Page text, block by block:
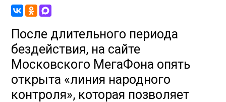
После длительного периода
бездействия, на сайте
Московского МегаФона опять
открыта «линия народного
контроля», которая позволяет